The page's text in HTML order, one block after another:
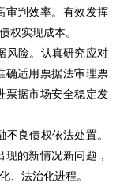
审判效率。有效发挥
权实现成本。
风险。认真研究应对
确适用票据法审理票
票据市场安全稳定发
良债权依法处置。
的新情况新问题，
、法治化进程。